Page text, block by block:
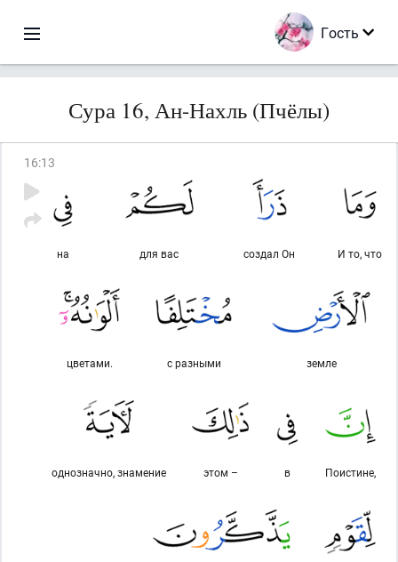
Гость
Сура 16, Ан-Нахль (Пчёлы)
16:13
И то, что
создал Он
для вас
на
земле
с разными
цветами.
Поистине,
в
этом –
однозначно, знамение